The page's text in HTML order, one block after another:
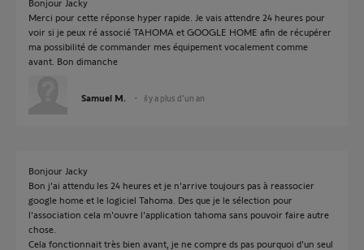
Bonjour Jacky
Merci pour cette réponse hyper rapide. Je vais attendre 24 heures pour
voir si je peux ré associé TAHOMA et GOOGLE HOME afin de récupérer
ma possibilité de commander mes équipement vocalement comme
avant. Bon dimanche
Samuel M. il y a plus d'un an
Bonjour Jacky
Bon j'ai attendu les 24 heures et je n'arrive toujours pas à reassocier
google home et le logiciel Tahoma. Des que je le sélection pour
l'association cela m'ouvre l'application tahoma sans pouvoir faire autre
chose.
Cela fonctionnait très bien avant, je ne compre ds pas pourquoi d'un seul